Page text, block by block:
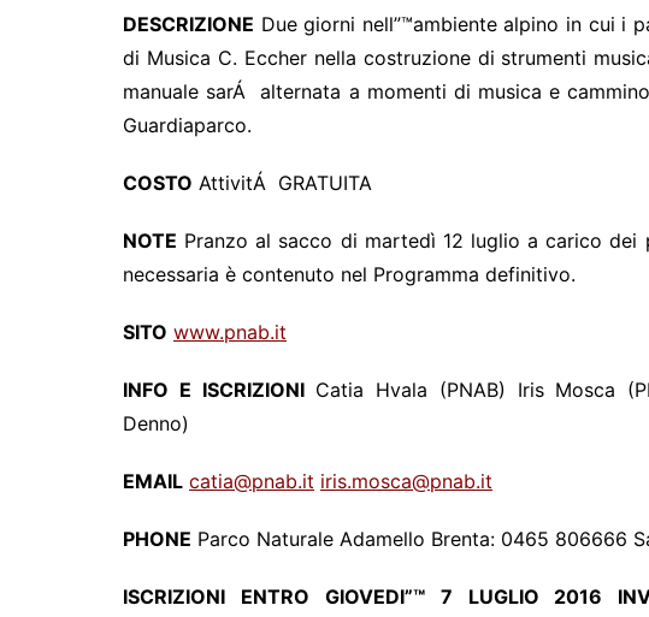
DESCRIZIONE Due giorni nell”™ambiente alpino in cui i
di Musica C. Eccher nella costruzione di strumenti
manuale sarÁ alternata a momenti di musica e
Guardiaparco.
COSTO AttivitÁ GRATUITA
NOTE Pranzo al sacco di martedì 12 luglio a carico dei
necessaria è contenuto nel Programma definitivo.
SITO www.pnab.it
INFO E ISCRIZIONICatia Hvala (PNAB) Iris Mosca
Denno)
EMAIL catia@pnab.it iris.mosca@pnab.it
PHONE Parco Naturale Adamello Brenta: 0465 806666
ISCRIZIONI ENTRO GIOVEDI”™ 7 LUGLIO 2016